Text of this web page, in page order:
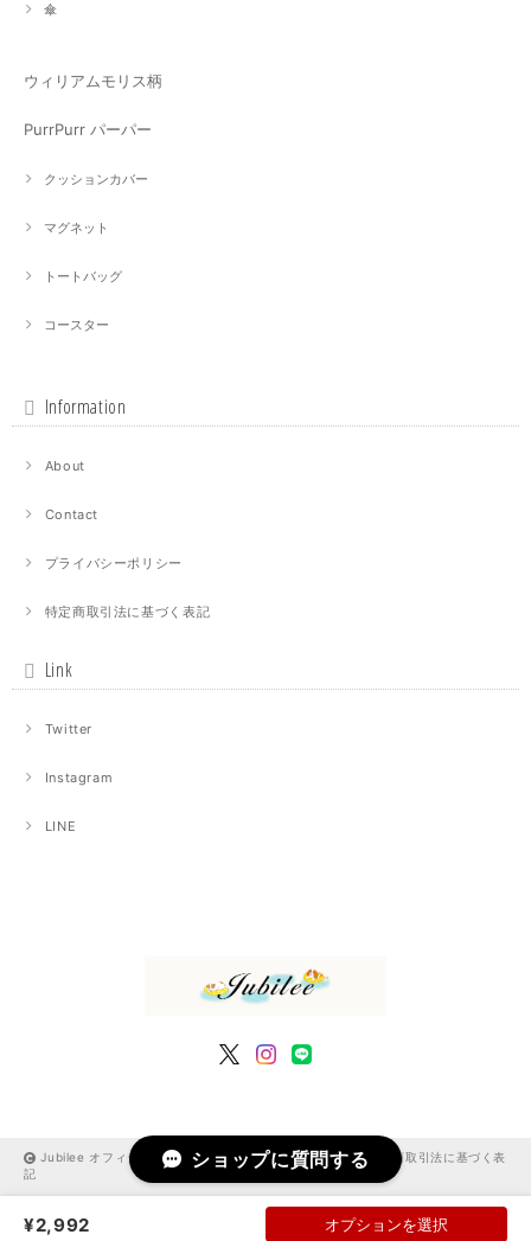
傘
ウィリアムモリス柄
PurrPurr パーパー
クッションカバー
マグネット
トートバッグ
コースター
Information
About
Contact
プライバシーポリシー
特定商取引法に基づく表記
Link
Twitter
Instagram
LINE
Jubilee オフィシャルショップ | プライバシーポリシー| 特定商取引法に基づく表
記
¥2,992 オプションを選択
ショップに質問する